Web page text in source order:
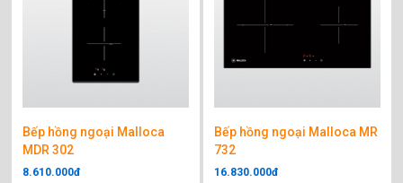
Bếp hồng ngoại Malloca
MDR 302
8.610.000đ
Bếp hồng ngoại Malloca MR
732
16.830.000đ